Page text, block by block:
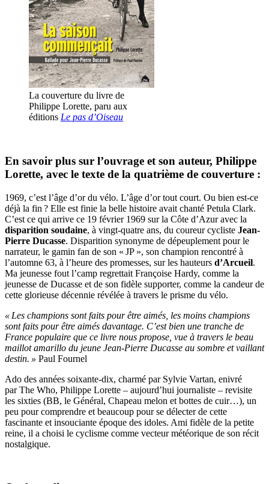
La couverture du livre de
Philippe Lorette, paru aux
éditions Le pas d’Oiseau
En savoir plus sur l’ouvrage et son auteur, Philippe
Lorette, avec le texte de la quatrième de couverture :
1969, c’est l’âge d’or du vélo. L’âge d’or tout court. Ou bien est-ce
déjà la fin ? Elle est finie la belle histoire avait chanté Petula Clark.
C’est ce qui arrive ce 19 février 1969 sur la Côte d’Azur avec la
disparition soudaine, à vingt-quatre ans, du coureur cycliste Jean-
Pierre Ducasse. Disparition synonyme de dépeuplement pour le
narrateur, le gamin fan de son « JP », son champion rencontré à
l’automne 63, à l’heure des promesses, sur les hauteurs d’Arcueil.
Ma jeunesse fout l’camp regrettait Françoise Hardy, comme la
jeunesse de Ducasse et de son fidèle supporter, comme la candeur de
cette glorieuse décennie révélée à travers le prisme du vélo.
« Les champions sont faits pour être aimés, les moins champions
sont faits pour être aimés davantage. C’est bien une tranche de
France populaire que ce livre nous propose, vue à travers le beau
maillot amarillo du jeune Jean-Pierre Ducasse au sombre et vaillant
destin. » Paul Fournel
Ado des années soixante-dix, charmé par Sylvie Vartan, enivré
par The Who, Philippe Lorette – aujourd’hui journaliste – revisite
les sixties (BB, le Général, Chapeau melon et bottes de cuir…), un
peu pour comprendre et beaucoup pour se délecter de cette
fascinante et insouciante époque des idoles. Ami fidèle de la petite
reine, il a choisi le cyclisme comme vecteur météorique de son récit
nostalgique.